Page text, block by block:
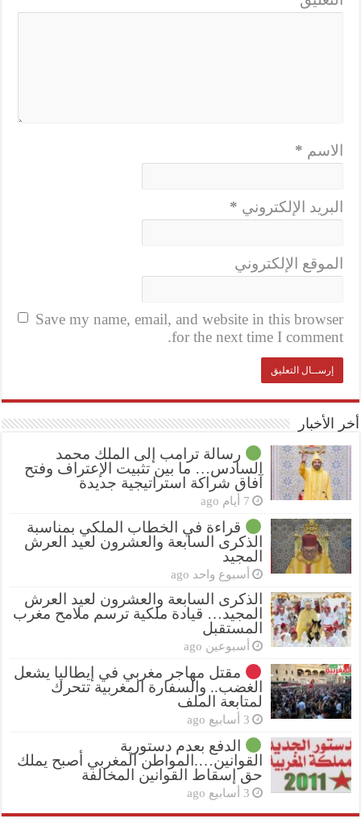
الاسم *
البريد الإلكتروني *
الموقع الإلكتروني
Save my name, email, and website in this browser
for the next time I comment.
أخر الأخبار
رسالة ترامب إلى الملك محمد
السادس… ما بين تثبيت الإعتراف وفتح
آفاق شراكة استراتيجية جديدة
7 أيام ago
قراءة في الخطاب الملكي بمناسبة
الذكرى السابعة والعشرون لعيد العرش
المجيد
أسبوع واحد ago
الذكرى السابعة والعشرون لعيد العرش
المجيد… قيادة ملكية ترسم ملامح مغرب
المستقبل
أسبوعين ago
مقتل مهاجر مغربي في إيطاليا يشعل
الغضب.. والسفارة المغربية تتحرك
لمتابعة الملف
3 أسابيع ago
الدفع بعدم دستورية
القوانين….المواطن المغربي أصبح يملك
حق إسقاط القوانين المخالفة
3 أسابيع ago